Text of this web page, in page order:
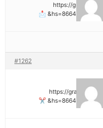
https://
#1262
✂ +
https://graph.org/